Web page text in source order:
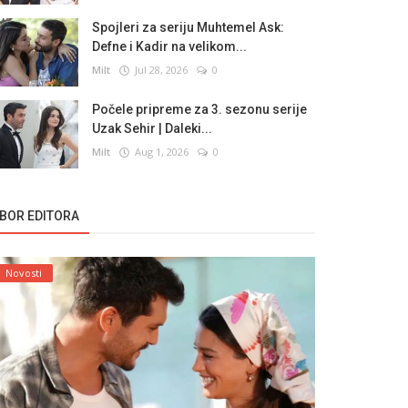
Spojleri za seriju Muhtemel Ask:
Defne i Kadir na velikom...
Milt Jul 28, 2026 0
Počele pripreme za 3. sezonu serije
Uzak Sehir | Daleki...
Milt Aug 1, 2026 0
EDITORA
Novosti